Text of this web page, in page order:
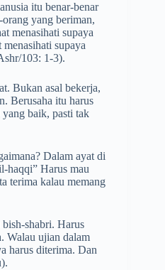
itu benar-benar
yang beriman,
menasihati supaya
menasihati supaya
103: 1-3).
Bukan asal bekerja,
Berusaha itu harus
baik, pasti tak
Dalam ayat di
haqqi” Harus mau
terima kalau memang
shabri. Harus
Walau ujian dalam
harus diterima. Dan